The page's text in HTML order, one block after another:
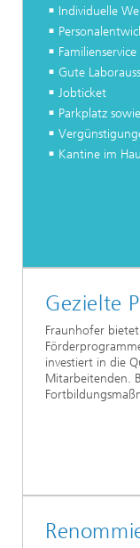
Individuelle
Gute
Jobticket
Parkplatz
Kantine im
Gezielte
Fraunhofer
investiert in die
Mitarbeitenden.